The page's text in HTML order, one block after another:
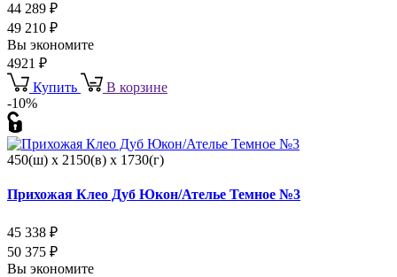
44 289 ₽
49 210 ₽
Вы экономите
4921 ₽
Купить
В корзине
-10%
450(ш) x 2150(в) x 1730(г)
Прихожая Клео Дуб Юкон/Ателье Темное №3
45 338 ₽
50 375 ₽
Вы экономите